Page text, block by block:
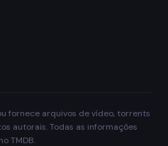
fornece arquivos de vídeo, torrents
autorais. Todas as informações
TMDB.